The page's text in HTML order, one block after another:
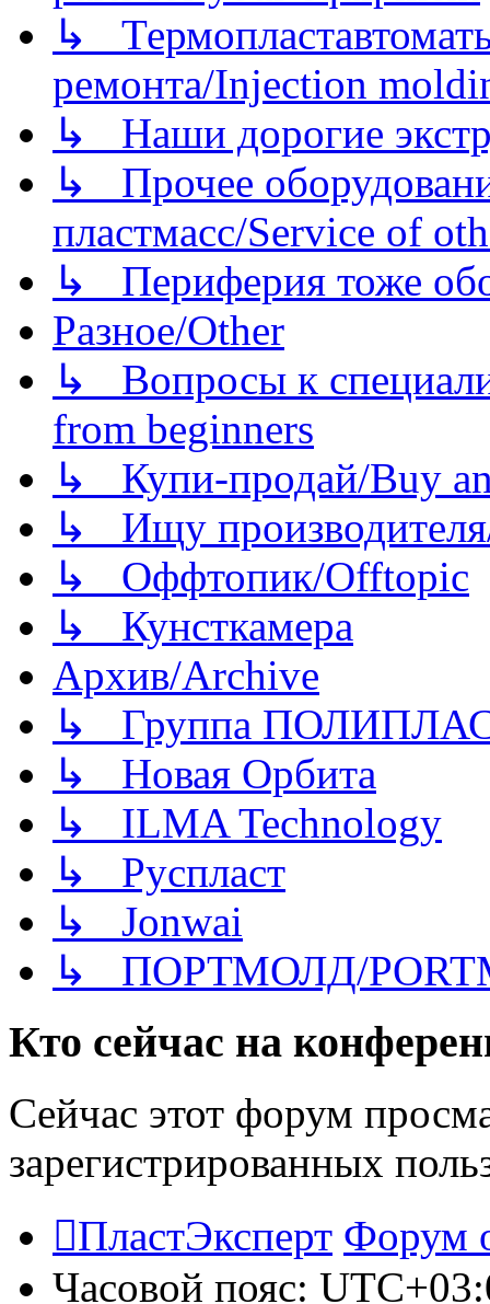
↳
ремонта/Injection
↳ Наши дорогие
↳ Прочее
пластмасс/Service of
↳ Периферия тоже
Разное/Other
↳ Вопросы к
from beginners
↳ Купи-продай/Buy
↳ Ищу
↳ Оффтопик/Offtopic
↳ Кунсткамера
Архив/Archive
↳ Группа
↳ Новая Орбита
↳ ILMA Technology
↳ Руспласт
↳ Jonwai
↳ ПОРТМОЛД/
Кто сейчас на
Сейчас этот форум
зарегистрированных
ПластЭксперт Форум
Часовой пояс: